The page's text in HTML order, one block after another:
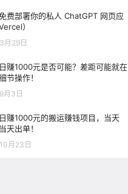
费部署你的私人 ChatGPT 网页应
）
月29日
赚1000元是否可能？差距可能就在
节操作！
月3日
赚1000元的搬运赚钱项目，当天
天出单！
月23日